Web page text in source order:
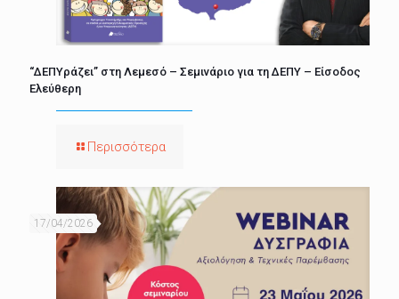
“ΔΕΠΥράζει” στη Λεμεσό – Σεμινάριο για τη ΔΕΠΥ – Είσοδος
Ελεύθερη
Περισσότερα
17/04/2026